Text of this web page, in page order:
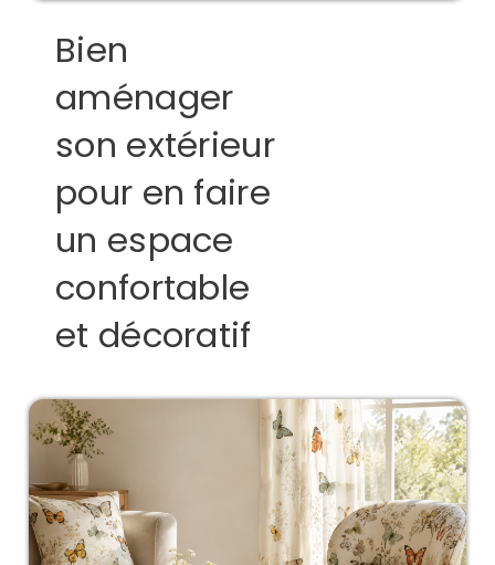
Bien
aménager
son extérieur
pour en faire
un espace
confortable
et décoratif